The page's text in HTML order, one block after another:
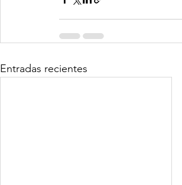
Entradas recientes